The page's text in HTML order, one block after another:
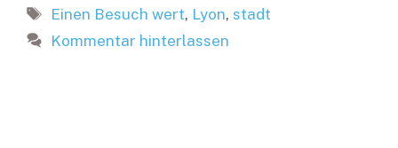
Schlagwörter
Einen Besuch wert, Lyon,stadt
Kommentar hinterlassen